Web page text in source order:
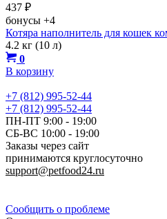
437 ₽
бонусы +4
Котяра наполнитель для кошек
4.2 кг (10 л)
0
В корзину
+7 (812) 995-52-44
+7 (812) 995-52-44
ПН-ПТ 9:00 - 19:00
СБ-ВС 10:00 - 19:00
Заказы через сайт
принимаются круглосуточно
support@petfood24.ru
Сообщить о проблеме